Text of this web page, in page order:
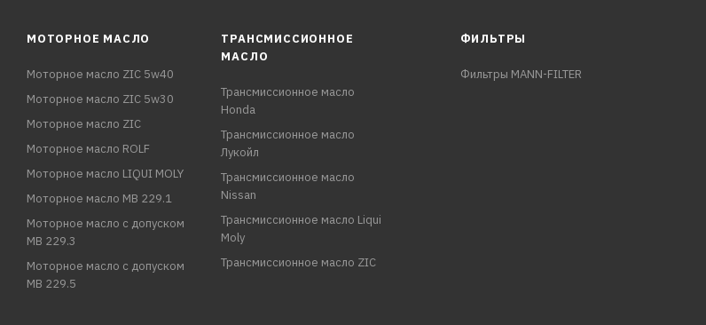
МОТОРНОЕ МАСЛО
Моторное масло ZIC 5w40
Моторное масло ZIC 5w30
Моторное масло ZIC
Моторное масло ROLF
Моторное масло LIQUI MOLY
Моторное масло MB 229.1
Моторное масло с допуском
MB 229.3
Моторное масло с допуском
MB 229.5
ТРАНСМИССИОННОЕ
МАСЛО
Трансмиссионное масло
Honda
Трансмиссионное масло
Лукойл
Трансмиссионное масло
Nissan
Трансмиссионное масло Liqui
Moly
Трансмиссионное масло ZIC
ФИЛЬТРЫ
Фильтры MANN-FILTER